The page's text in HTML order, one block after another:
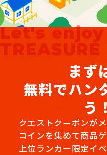
マイページで【
入力して、ポイ
Let's enjoy
まず
無料でハン
う！
クエストクーポンが
コインを集めて商品
上位ランカー限定イ